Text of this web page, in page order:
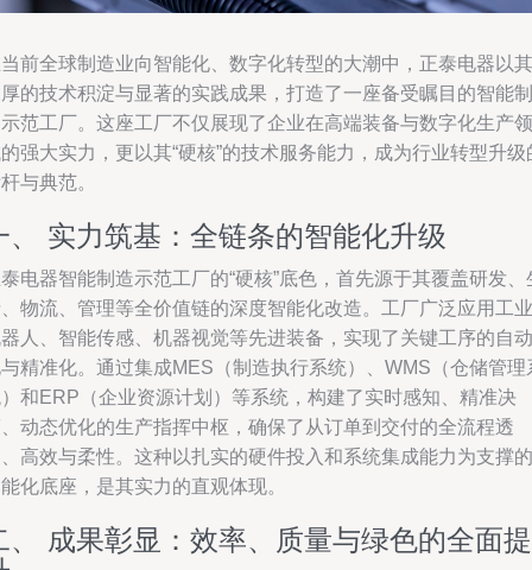
前全球制造业向智能化、数字化转型的大潮中，正泰电器以其
的技术积淀与显著的实践成果，打造了一座备受瞩目的智能制
范工厂。这座工厂不仅展现了企业在高端装备与数字化生产领
强大实力，更以其“硬核”的技术服务能力，成为行业转型升级
与典范。
、 实力筑基：全链条的智能化升级
电器智能制造示范工厂的“硬核”底色，首先源于其覆盖研发、
物流、管理等全价值链的深度智能化改造。工厂广泛应用工业
人、智能传感、机器视觉等先进装备，实现了关键工序的自动
精准化。通过集成MES（制造执行系统）、WMS（仓储管理
和ERP（企业资源计划）等系统，构建了实时感知、精准决
动态优化的生产指挥中枢，确保了从订单到交付的全流程透
高效与柔性。这种以扎实的硬件投入和系统集成能力为支撑的
化底座，是其实力的直观体现。
、 成果彰显：效率、质量与绿色的全面提